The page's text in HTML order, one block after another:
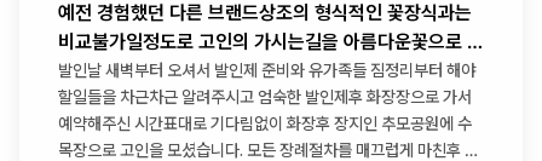
예전 경험했던 다른 브랜드상조의 형식적인 꽃장식과는
비교불가일정도로 고인의 가시는길을 아름다운꽃으로 가
득채워주셨습니다
발인날 새벽부터 오셔서 발인제 준비와 유가족들 짐정리부터 해야
할일들을 차근차근 알려주시고 엄숙한 발인제후 화장장으로 가서
예약해주신 시간표대로 기다림없이 화장후 장지인 추모공원에 수
목장으로 고인을 모셨습니다. 모든 장례절차를 매끄럽게 마친후 다